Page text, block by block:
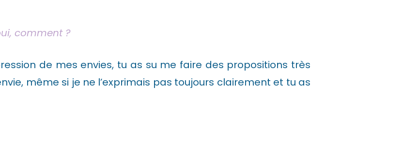
comment ?
de mes envies, tu as su me faire des propositions très
même si je ne l’exprimais pas toujours clairement et tu as